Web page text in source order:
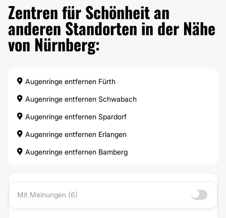
Zentren für Schönheit an
anderen Standorten in der Nähe
von Nürnberg:
Augenringe entfernen Fürth
Augenringe entfernen Schwabach
Augenringe entfernen Spardorf
Augenringe entfernen Erlangen
Augenringe entfernen Bamberg
Mit Meinungen (6)